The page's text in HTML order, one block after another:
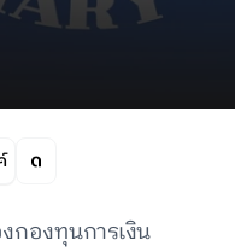
กองทุนการเงิน